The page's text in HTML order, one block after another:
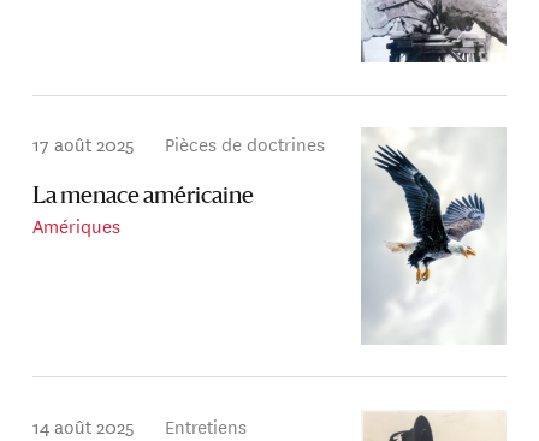
17 août 2025 Pièces de doctrines
La menace américaine
Amériques
14 août 2025 Entretiens